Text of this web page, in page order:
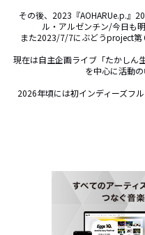
その後、2023『AOHARUe.p.』
ル・アルゼンチン/今日も
また2023/7/7にぶどうproject第
現在は自主企画ライブ「たかしん
を中心に活動の
2026年頃には初インディーズフ